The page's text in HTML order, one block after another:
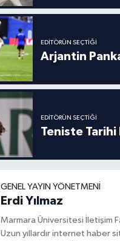
EDITÖRÜN SEÇTIĞI
Arjantin
EDITÖRÜN SEÇTIĞI
Teniste
GENEL YAYIN YÖNETMENI
Erdi Yılmaz
Marmara Üniversitesi İletişim
Uzun yıllardır internet haber